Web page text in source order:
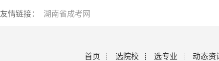
友情链接： 湖南省成考网
首页 选院校 选专业
动态资